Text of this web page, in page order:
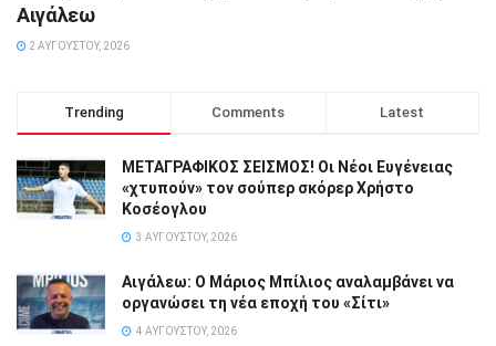
Αιγάλεω
2 ΑΥΓΟΎΣΤΟΥ, 2026
Trending Comments Latest
ΜΕΤΑΓΡΑΦΙΚΟΣ ΣΕΙΣΜΟΣ! Οι Νέοι Ευγένειας
«χτυπούν» τον σούπερ σκόρερ Χρήστο
Κοσέογλου
3 ΑΥΓΟΎΣΤΟΥ, 2026
Αιγάλεω: Ο Μάριος Μπίλιος αναλαμβάνει να
οργανώσει τη νέα εποχή του «Σίτι»
4 ΑΥΓΟΎΣΤΟΥ, 2026